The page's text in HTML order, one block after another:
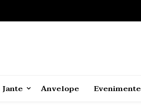
Jante Anvelope Evenimente